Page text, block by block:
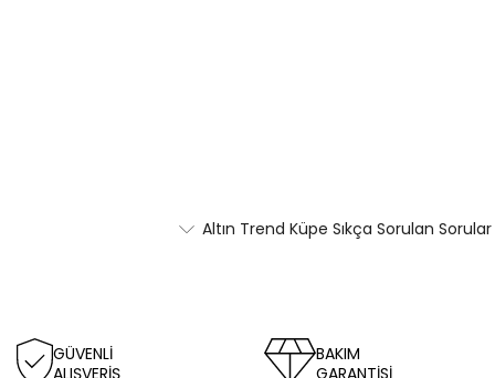
Altın Trend Küpe Sıkça Sorulan Sorular
GÜVENLİ
BAKIM